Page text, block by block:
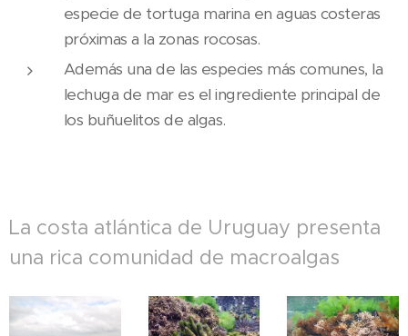
especie de tortuga marina en aguas costeras
próximas a la zonas rocosas.
Además una de las especies más comunes, la
lechuga de mar es el ingrediente principal de
los buñuelitos de algas.
La costa atlántica de Uruguay presenta
una rica comunidad de macroalgas